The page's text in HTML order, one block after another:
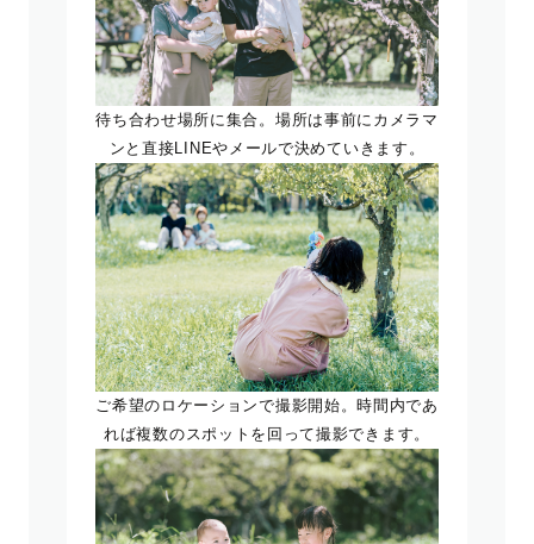
待ち合わせ場所に集合。場所は事前にカメラマ
ンと直接LINEやメールで決めていきます。
ご希望のロケーションで撮影開始。時間内であ
れば複数のスポットを回って撮影できます。